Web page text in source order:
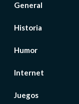
General
Historia
Humor
Internet
Juegos